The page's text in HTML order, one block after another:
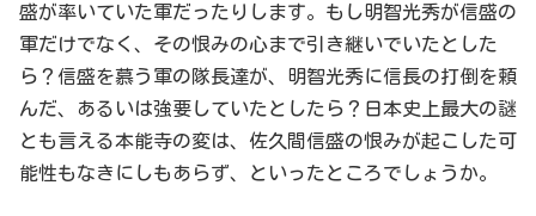
盛が率いていた軍だったりします。もし明智光秀が信盛の
軍だけでなく、その恨みの心まで引き継いでいたとした
ら？信盛を慕う軍の隊長達が、明智光秀に信長の打倒を頼
んだ、あるいは強要していたとしたら？日本史上最大の謎
とも言える本能寺の変は、佐久間信盛の恨みが起こした可
能性もなきにしもあらず、といったところでしょうか。